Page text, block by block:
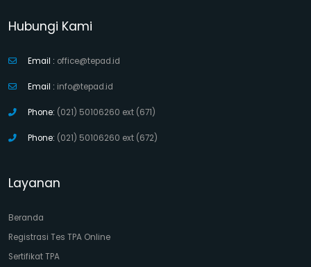
Hubungi Kami
Email : office@tepad.id
Email : info@tepad.id
Phone: (021) 50106260 ext (671)
Phone: (021) 50106260 ext (672)
Layanan
Beranda
Registrasi Tes TPA Online
Sertifikat TPA